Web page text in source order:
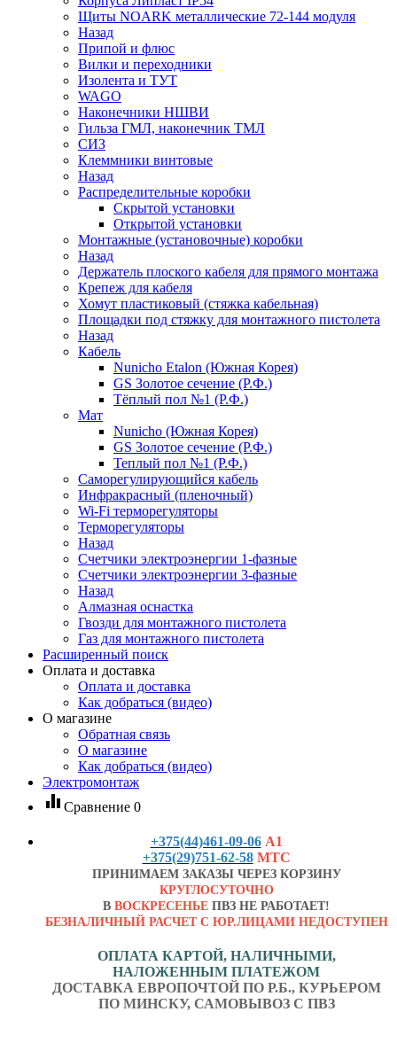
Щиты NOARK металлические 72-144 модуля
Назад
Припой и флюс
Вилки и переходники
Изолента и ТУТ
WAGO
Наконечники НШВИ
Гильза ГМЛ, наконечник ТМЛ
СИЗ
Клеммники винтовые
Назад
Распределительные коробки
Скрытой установки
Открытой установки
Монтажные (установочные) коробки
Назад
Держатель плоского кабеля для прямого монтажа
Крепеж для кабеля
Хомут пластиковый (стяжка кабельная)
Площадки под стяжку для монтажного пистолета
Назад
Кабель
Nunicho Etalon (Южная Корея)
GS Золотое сечение (Р.Ф.)
Тёплый пол №1 (Р.Ф.)
Мат
Nunicho (Южная Корея)
GS Золотое сечение (Р.Ф.)
Теплый пол №1 (Р.Ф.)
Саморегулирующийся кабель
Инфракрасный (пленочный)
Wi-Fi терморегуляторы
Терморегуляторы
Назад
Счетчики электроэнергии 1-фазные
Счетчики электроэнергии 3-фазные
Назад
Алмазная оснастка
Гвозди для монтажного пистолета
Газ для монтажного пистолета
Расширенный поиск
Оплата и доставка
Оплата и доставка
Как добраться (видео)
О магазине
Обратная связь
О магазине
Как добраться (видео)
Электромонтаж
equalizer Сравнение 0
+375(44)461-09-06 А1
+375(29)751-62-58 МТС
ПРИНИМАЕМ ЗАКАЗЫ ЧЕРЕЗ КОРЗИНУ
КРУГЛОСУТОЧНО
В ВОСКРЕСЕНЬЕ ПВЗ НЕ РАБОТАЕТ!
БЕЗНАЛИЧНЫЙ РАСЧЕТ С ЮР.ЛИЦАМИ НЕДОСТУПЕН
ОПЛАТА КАРТОЙ, НАЛИЧНЫМИ,
НАЛОЖЕННЫМ ПЛАТЕЖОМ
ДОСТАВКА ЕВРОПОЧТОЙ ПО Р.Б., КУРЬЕРОМ
ПО МИНСКУ, САМОВЫВОЗ С ПВЗ